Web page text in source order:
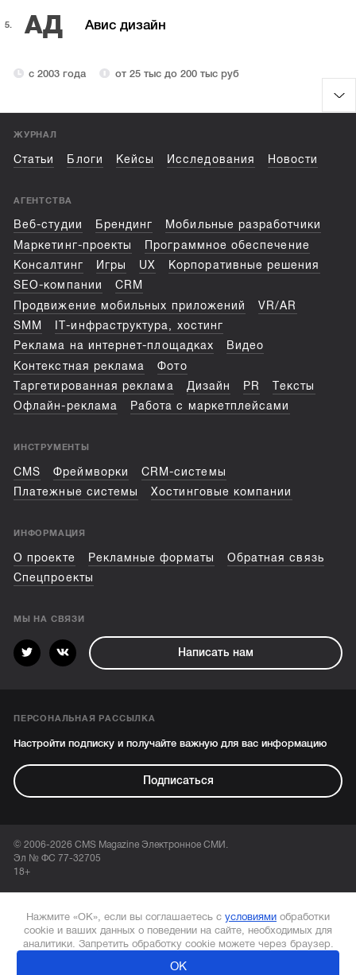
5. АД Авис дизайн
с 2003 года от 25 тыс до 200 тыс руб
ЖУРНАЛ
Статьи Блоги Кейсы Исследования Новости
АГЕНТСТВА
Веб-студии Брендинг
Мобильные разработчики
Маркетинг-проекты
Программное обеспечение
Консалтинг
Игры UX
Корпоративные решения
SEO-компании
CRM
Продвижение мобильных приложений
VR/AR
SMM
IT-инфраструктура, хостинг
Реклама на интернет-площадках
Видео
Контекстная реклама
Фото
Таргетированная реклама
Дизайн PR
Тексты
Офлайн-реклама
Работа с маркетплейсами
ИНСТРУМЕНТЫ
CMS Фреймворки
CRM-системы
Платежные системы
Хостинговые компании
ИНФОРМАЦИЯ
О проекте Рекламные форматы
Обратная связь
Спецпроекты
МЫ НА СВЯЗИ
Написать нам
ПЕРСОНАЛЬНАЯ РАССЫЛКА
Настройти подписку и получайте важную для вас информацию
Подписаться
© 2006-2026 CMS Magazine Электронное СМИ.
Эл № ФС 77-32705
18+
Нажмите «ОК», если вы соглашаетесь с условиями обработки
cookie и ваших данных о поведении на сайте, необходимых для
аналитики. Запретить обработку cookie можете через браузер.
ОК